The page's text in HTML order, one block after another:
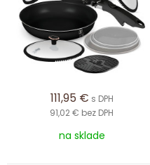
111,95 € s DPH
91,02 € bez DPH
na sklade